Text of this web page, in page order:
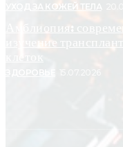
УХОД ЗА КОЖЕЙ ТЕЛА
Амблиопия:
изучение
клеток
ЗДОРОВЬЕ